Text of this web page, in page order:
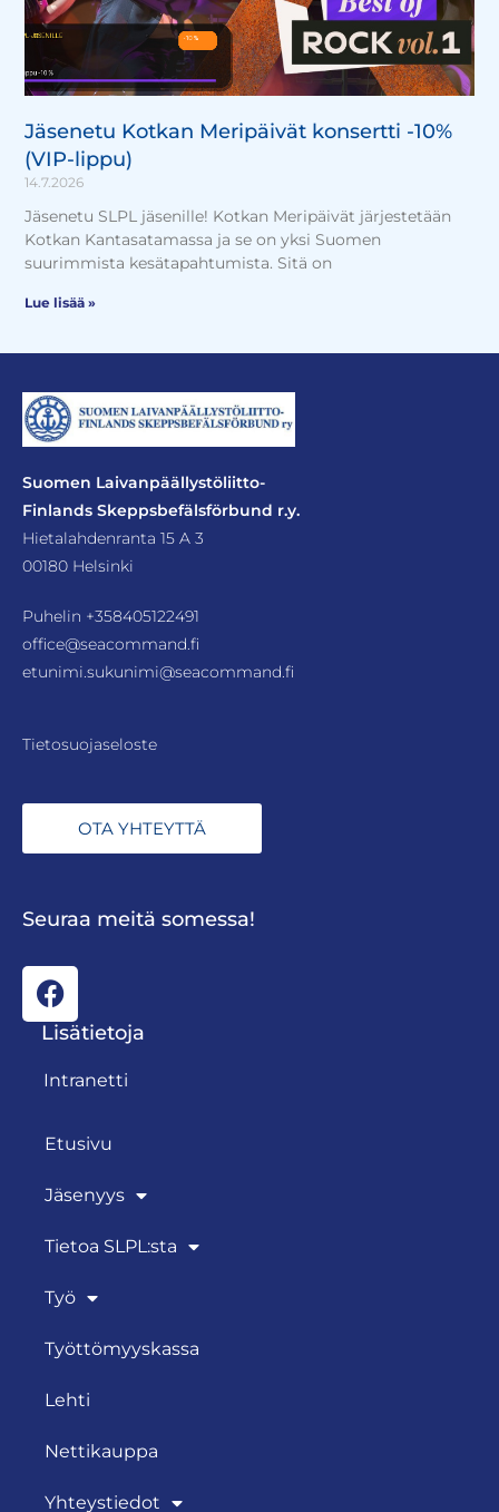
Jäsenetu Kotkan Meripäivät konsertti -10%
(VIP-lippu)
14.7.2026
Jäsenetu SLPL jäsenille! Kotkan Meripäivät järjestetään
Kotkan Kantasatamassa ja se on yksi Suomen
suurimmista kesätapahtumista. Sitä on
Lue lisää »
Suomen Laivanpäällystöliitto-
Finlands Skeppsbefälsförbund r.y.
Hietalahdenranta 15 A 3
00180 Helsinki
Puhelin +358405122491
office@seacommand.fi
etunimi.sukunimi@seacommand.fi
Tietosuojaseloste
OTA YHTEYTTÄ
Seuraa meitä somessa!
Lisätietoja
Intranetti
Etusivu
Jäsenyys
Tietoa SLPL:sta
Työ
Työttömyyskassa
Lehti
Nettikauppa
Yhteystiedot